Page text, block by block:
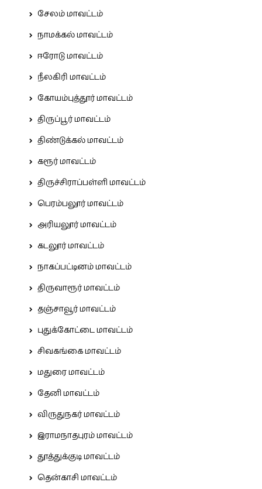
சேலம் மாவட்டம்
நாமக்கல் மாவட்டம்
ஈரோடு மாவட்டம்
நீலகிரி மாவட்டம்
கோயம்புத்தூர் மாவட்டம்
திருப்பூர் மாவட்டம்
திண்டுக்கல் மாவட்டம்
கரூர் மாவட்டம்
திருச்சிராப்பள்ளி மாவட்டம்
பெரம்பலூர் மாவட்டம்
அரியலூர் மாவட்டம்
கடலூர் மாவட்டம்
நாகப்பட்டினம் மாவட்டம்
திருவாரூர் மாவட்டம்
தஞ்சாவூர் மாவட்டம்
புதுக்கோட்டை மாவட்டம்
சிவகங்கை மாவட்டம்
மதுரை மாவட்டம்
தேனி மாவட்டம்
விருதுநகர் மாவட்டம்
இராமநாதபுரம் மாவட்டம்
தூத்துக்குடி மாவட்டம்
தென்காசி மாவட்டம்